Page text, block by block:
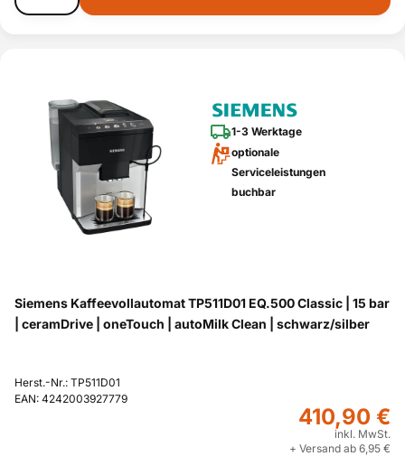
1-3 Werktage
optionale
Serviceleistungen
buchbar
Siemens Kaffeevollautomat TP511D01 EQ.500 Classic | 15 bar
| ceramDrive | oneTouch | autoMilk Clean | schwarz/silber
Herst.-Nr.: TP511D01
EAN: 4242003927779
410,90 €
inkl. MwSt.
+ Versand ab 6,95 €